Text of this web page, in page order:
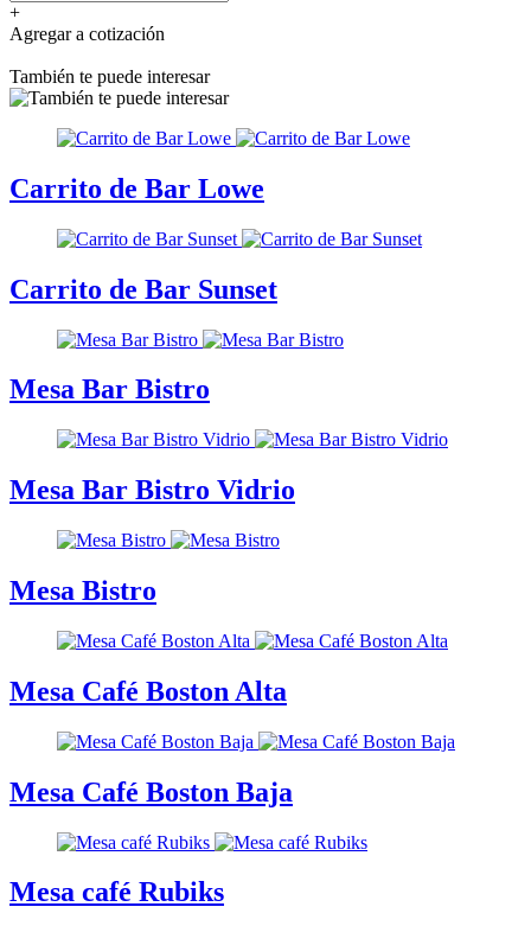
+
Agregar a cotización
También te puede interesar
Carrito de Bar Lowe
Carrito de Bar Sunset
Mesa Bar Bistro
Mesa Bar Bistro Vidrio
Mesa Bistro
Mesa Café Boston Alta
Mesa Café Boston Baja
Mesa café Rubiks